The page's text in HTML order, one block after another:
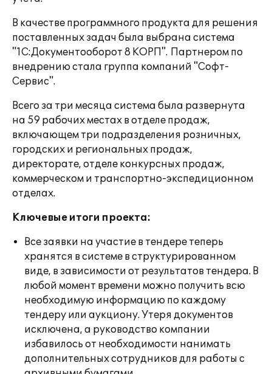
В качестве программного продукта для решения
поставленных задач была выбрана система
"1С:Документооборот 8 КОРП". Партнером по
внедрению стала группа компаний "Софт-
Сервис".
Всего за три месяца система была развернута
на 59 рабочих местах в отделе продаж,
включающем три подразделения розничных,
городских и региональных продаж,
директорате, отделе конкурсных продаж,
коммерческом и транспортно-экспедиционном
отделах.
Ключевые итоги проекта:
Все заявки на участие в тендере теперь
хранятся в системе в структурированном
виде, в зависимости от результатов тендера. В
любой момент времени можно получить всю
необходимую информацию по каждому
тендеру или аукциону. Утеря документов
исключена, а руководство компании
избавилось от необходимости нанимать
дополнительных сотрудников для работы с